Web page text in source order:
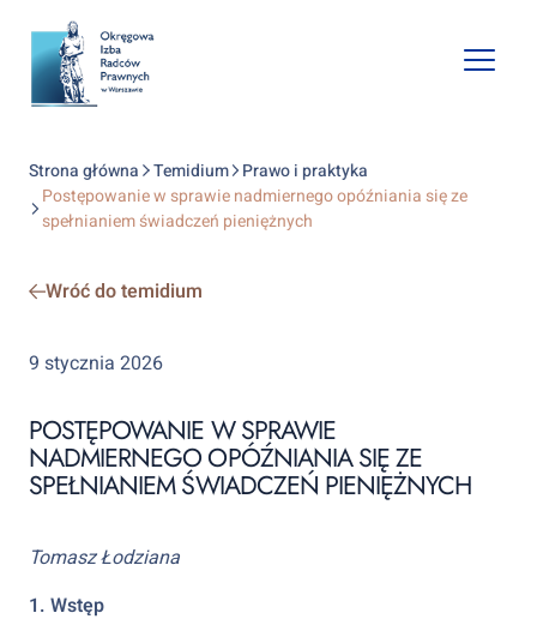
Open
Strona główna Temidium Prawo i praktyka
Postępowanie w sprawie nadmiernego opóźniania się ze
spełnianiem świadczeń pieniężnych
Wróć do temidium
9 stycznia 2026
POSTĘPOWANIE W SPRAWIE
NADMIERNEGO OPÓŹNIANIA SIĘ ZE
SPEŁNIANIEM ŚWIADCZEŃ PIENIĘŻNYCH
Tomasz Łodziana
1. Wstęp